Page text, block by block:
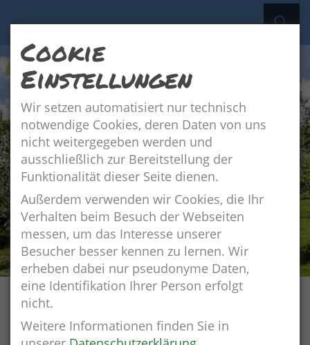
Streuobstwiese
Cookie
Einstellungen
Wir setzen automatisiert nur technisch
notwendige Cookies, deren Daten von uns
nicht weitergegeben werden und
ausschließlich zur Bereitstellung der
Funktionalität dieser Seite dienen.
Außerdem verwenden wir Cookies, die Ihr
Verhalten beim Besuch der Webseiten
messen, um das Interesse unserer
Besucher besser kennen zu lernen. Wir
erheben dabei nur pseudonyme Daten,
eine Identifikation Ihrer Person erfolgt
nicht.
Weitere Informationen finden Sie in